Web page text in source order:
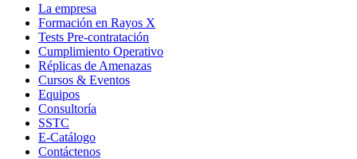
La empresa
Formación en Rayos X
Tests Pre-contratación
Cumplimiento Operativo
Réplicas de Amenazas
Cursos & Eventos
Equipos
Consultoría
SSTC
E-Catálogo
Contáctenos